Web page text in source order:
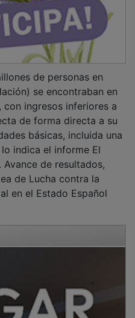
se encontraban en
con ingresos inferiores a
de forma directa a su
básicas, incluida una
indica el informe El
de resultados,
de Lucha contra la
en el Estado Español
de pobreza se
a la del año anterior
sigue estando muy lejos
en la Agenda 2030
en el que se